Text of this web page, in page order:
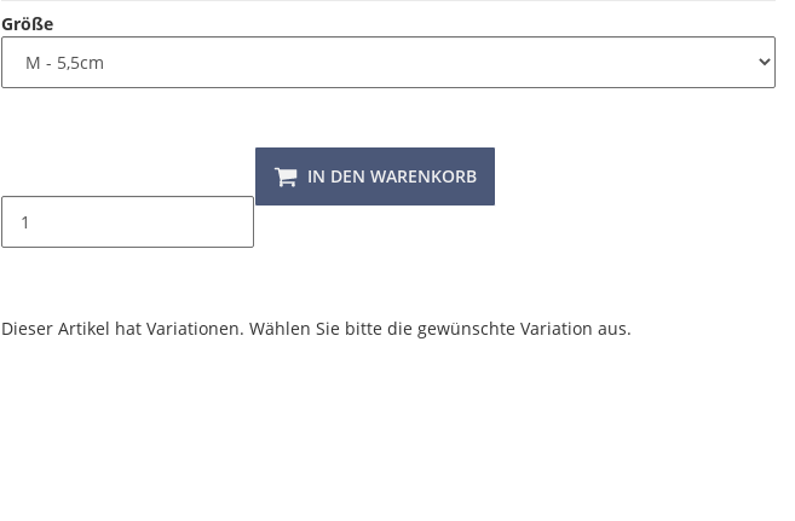
Größe
IN DEN WARENKORB
x
Dieser Artikel hat Variationen. Wählen Sie bitte die gewünschte Variation aus.